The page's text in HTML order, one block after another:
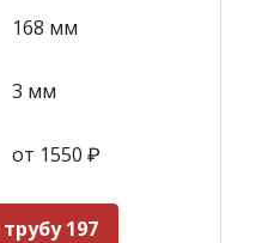
168 мм
3 мм
от 1550 ₽
197